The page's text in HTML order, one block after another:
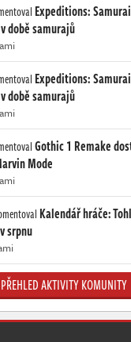
Expeditions:
době samurajů
Expeditions:
době samurajů
Gothic 1 Remake
Mode
Kalendář hráče:
srpnu
PŘEHLED AKTIVITY KOMUNITY